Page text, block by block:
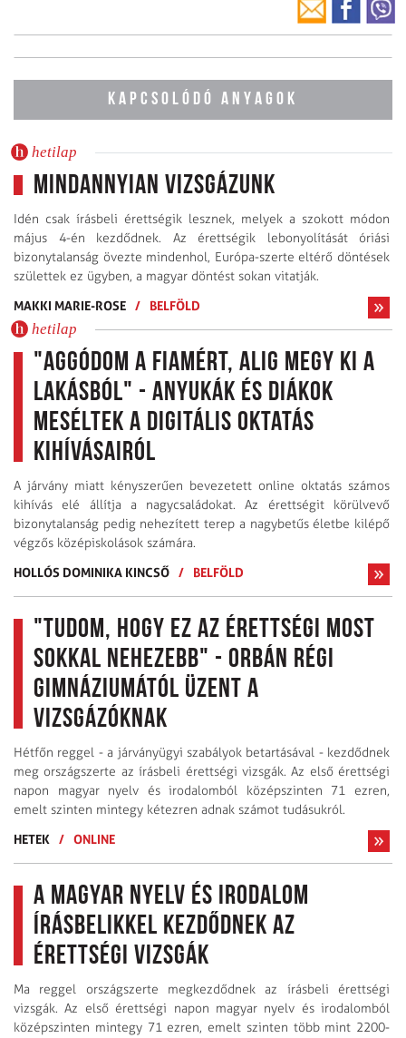
KAPCSOLÓDÓ ANYAGOK
hetilap
Mindannyian vizsgázunk
Idén csak írásbeli érettségik lesznek, melyek a szokott módon
május 4-én kezdődnek. Az érettségik lebonyolítását óriási
bizonytalanság övezte mindenhol, Európa-szerte eltérő döntések
születtek ez ügyben, a magyar döntést sokan vitatják.
MAKKI MARIE-ROSE / BELFÖLD
hetilap
"Aggódom a fiamért, alig megy ki a
lakásból" - anyukák és diákok
meséltek a digitális oktatás
kihívásairól
A járvány miatt kényszerűen bevezetett online oktatás számos
kihívás elé állítja a nagycsaládokat. Az érettségit körülvevő
bizonytalanság pedig nehezített terep a nagybetűs életbe kilépő
végzős középiskolások számára.
HOLLÓS DOMINIKA KINCSŐ / BELFÖLD
"Tudom, hogy ez az érettségi most
sokkal nehezebb" - Orbán régi
gimnáziumától üzent a
vizsgázóknak
Hétfőn reggel - a járványügyi szabályok betartásával - kezdődnek
meg országszerte az írásbeli érettségi vizsgák. Az első érettségi
napon magyar nyelv és irodalomból középszinten 71 ezren,
emelt szinten mintegy kétezren adnak számot tudásukról.
HETEK
/ ONLINE
A magyar nyelv és irodalom
írásbelikkel kezdődnek az
érettségi vizsgák
Ma reggel országszerte megkezdődnek az írásbeli érettségi
vizsgák. Az első érettségi napon magyar nyelv és irodalomból
középszinten mintegy 71 ezren, emelt szinten több mint 2200-